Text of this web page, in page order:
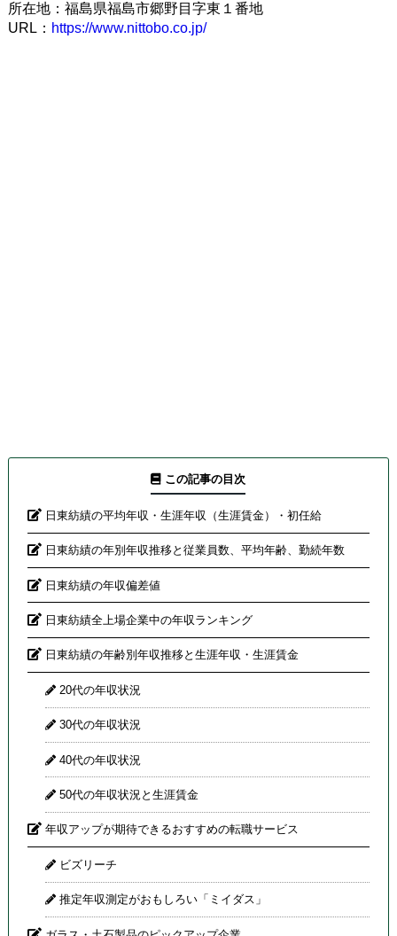
所在地：福島県福島市郷野目字東１番地
URL： https://www.nittobo.co.jp/
この記事の目次
日東紡績の平均年収・生涯年収（生涯賃金）・初任給
日東紡績の年別年収推移と従業員数、平均年齢、勤続年数
日東紡績の年収偏差値
日東紡績全上場企業中の年収ランキング
日東紡績の年齢別年収推移と生涯年収・生涯賃金
20代の年収状況
30代の年収状況
40代の年収状況
50代の年収状況と生涯賃金
年収アップが期待できるおすすめの転職サービス
ビズリーチ
推定年収測定がおもしろい「ミイダス」